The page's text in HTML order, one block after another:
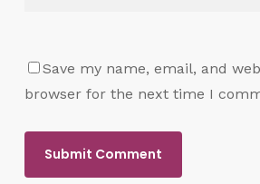
Save my name, email, and
browser for the next time I